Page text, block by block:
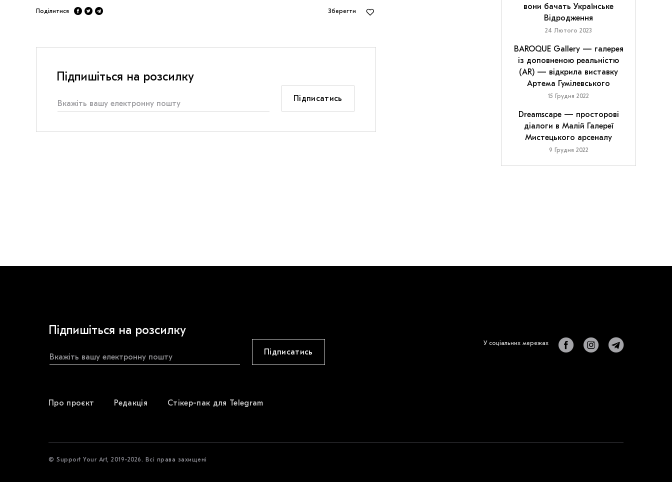
Поділитися Зберегти
Підпишіться на розсилку
Підписатись
вони бачать Українське
Відродження
24 Лютого 2023
BAROQUE Gallery — галерея
із доповненою реальністю
(AR) — відкрила виставку
Артема Гумілевського
15 Грудня 2022
Dreamscape — просторові
діалоги в Малій Галереї
Мистецького арсеналу
9 Грудня 2022
Підпишіться на розсилку
Підписатись
Про проєкт Редакція Стікер-пак для Telegram
У соціальних мережах
© Support Your Art, 2019-2026. Всі права захищені